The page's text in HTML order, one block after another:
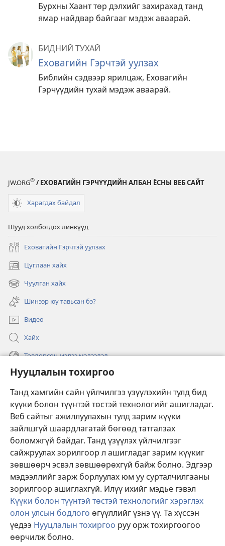
Нууцлалын тохиргоо
Танд хамгийн сайн үйлчилгээ үзүүлэхийн тулд бид
күүки болон түүнтэй төстэй технологийг ашигладаг.
Веб сайтыг ажиллуулахын тулд зарим күүки
зайлшгүй шаардлагатай бөгөөд татгалзах
боломжгүй байдаг. Танд үзүүлэх үйлчилгээг
сайжруулах зорилгоор л ашигладаг зарим күүкиг
зөвшөөрч эсвэл зөвшөөрөхгүй байж болно. Эдгээр
мэдээллийг зарж борлуулах юм уу сурталчилгааны
зорилгоор ашиглахгүй. Илүү ихийг мэдье гэвэл
Күүки болон түүнтэй төстэй технологийг хэрэглэх
олон улсын бодлого өгүүллийг үзнэ үү. Та хүссэн
үедээ Нууцлалын тохиргоо руу орж тохиргоогоо
өөрчилж болно.
Бурхны Хаант төр дэлхийг захирахад танд
ямар найдвар байгааг мэдэж аваарай.
БИДНИЙ ТУХАЙ
Еховагийн Гэрчтэй уулзах
Библийн сэдвээр ярилцаж, Еховагийн
Гэрчүүдийн тухай мэдэж аваарай.
JW.ORG® / ЕХОВАГИЙН ГЭРЧҮҮДИЙН АЛБАН ЁСНЫ ВЕБ САЙТ
Харагдах байдал
Шууд холбогдох линкүүд
Еховагийн Гэрчтэй уулзах
Цуглаан хайх
(opens
new
window)
Чуулган хайх
(opens
new
window)
Шинээр юу тавьсан бэ?
Видео
Хайх
Төвлөрсөн мэдээ мэдээлэл
Тусламж
Хандив
(opens
new
window)Харуулын цамхаг ОНЛАЙН НОМЫН САН
(opens
new
window)JW Hub
(opens
new
window)JW Library ®
Copyright© 2026 Watch Tower Bible and Tract Society of Pennsylvania.
ҮЙЛЧИЛГЭЭНИЙ НӨХЦӨЛ